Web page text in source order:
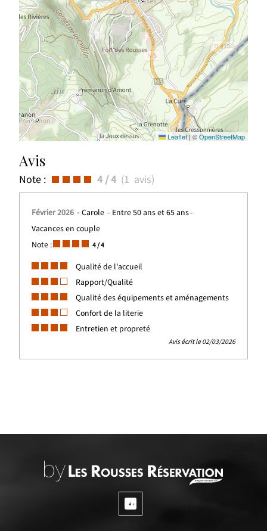
Leaflet| ©OpenStreetMap
Avis
Note : 4 / 4 (1 avis)
Février 2026 Carole
Entre 50 ans et 65 ans
Vacances en couple
Note :
4/ 4
Qualité de l'accueil
Rapport/Qualité
Qualité des équipements et aménagements
Confort de la literie
Entretien et propreté
Avis écrit le 02/03/2026